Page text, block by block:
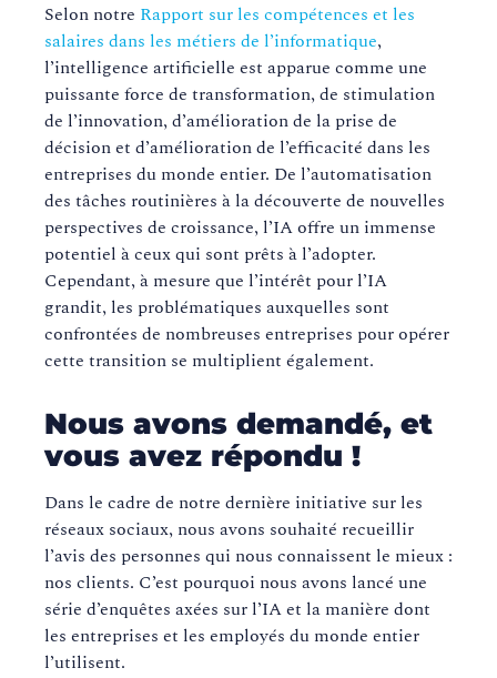
Selon notre Rapport sur les compétences et les
salaires dans les métiers de l’informatique,
l’intelligence artificielle est apparue comme une
puissante force de transformation, de stimulation
de l’innovation, d’amélioration de la prise de
décision et d’amélioration de l’efficacité dans les
entreprises du monde entier. De l’automatisation
des tâches routinières à la découverte de nouvelles
perspectives de croissance, l’IA offre un immense
potentiel à ceux qui sont prêts à l’adopter.
Cependant, à mesure que l’intérêt pour l’IA
grandit, les problématiques auxquelles sont
confrontées de nombreuses entreprises pour opérer
cette transition se multiplient également.
Nous avons demandé, et
vous avez répondu !
Dans le cadre de notre dernière initiative sur les
réseaux sociaux, nous avons souhaité recueillir
l’avis des personnes qui nous connaissent le mieux :
nos clients. C’est pourquoi nous avons lancé une
série d’enquêtes axées sur l’IA et la manière dont
les entreprises et les employés du monde entier
l’utilisent.